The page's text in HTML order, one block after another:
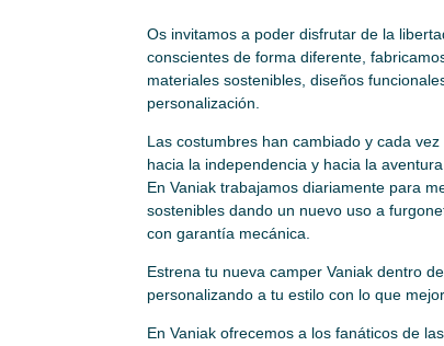
Os invitamos a poder disfrutar de la
conscientes de forma diferente,
materiales sostenibles, diseños
personalización.
Las costumbres han cambiado y cada
hacia la independencia y hacia la
En Vaniak trabajamos diariamente para
sostenibles dando un nuevo uso a
con garantía mecánica.
Estrena tu nueva camper Vaniak dentro
personalizando a tu estilo con lo que
En Vaniak ofrecemos a los fanáticos de